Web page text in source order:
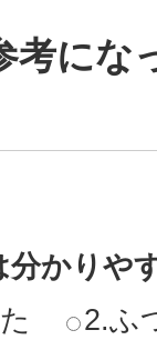
考にな
分かりや
2.ふ